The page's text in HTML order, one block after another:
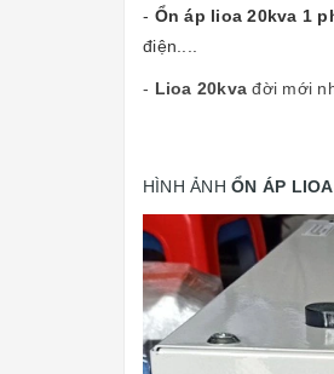
- Ổn áp lioa 20kva 1
điện....
- Lioa 20kva đời mới
HÌNH ẢNHỔN ÁP